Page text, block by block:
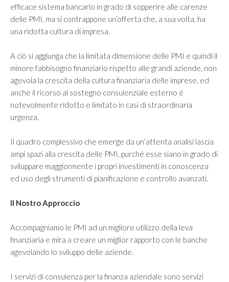
Merger & Acquisition e valutazione d’azienda
Organizzazione e Riorganizzazione Aziendale
Investire in Cina
Investire negli Emirati Arabi Uniti
Investire in Giappone
Investire in Iran
Investire in Kazakistan
BLOG
CONTATTI
efficace sistema bancario in grado di sopperire alle carenze
delle PMI, ma si contrappone un’offerta che, a sua volta, ha
una ridotta cultura di impresa.
A ciò si aggiunga che la limitata dimensione delle PMI e quindi il
minore fabbisogno finanziario rispetto alle grandi aziende, non
agevola la crescita della cultura finanziaria delle imprese, ed
anche il ricorso al sostegno consulenziale esterno è
notevolmente ridotto e limitato in casi di straordinaria
urgenza.
Il quadro complessivo che emerge da un’attenta analisi lascia
ampi spazi alla crescita delle PMI, purché esse siano in grado di
sviluppare maggiormente i propri investimenti in conoscenza
ed uso degli strumenti di pianificazione e controllo avanzati.
Il Nostro Approccio
Accompagniamo le PMI ad un migliore utilizzo della leva
finanziaria e mira a creare un miglior rapporto con le banche
agevolando lo sviluppo delle aziende.
I servizi di consulenza per la finanza aziendale sono servizi